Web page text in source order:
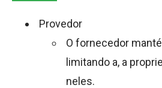
Provedor
O fornecedor
limitando a, a
neles.